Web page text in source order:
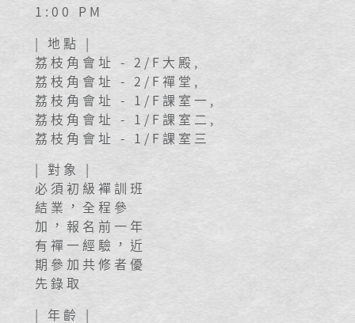
1:00 PM
| 地點 |
荔枝角會址 - 2/F大殿,
荔枝角會址 - 2/F禪堂,
荔枝角會址 - 1/F課室一,
荔枝角會址 - 1/F課室二,
荔枝角會址 - 1/F課室三
| 對象 |
必須初級襌訓班
結業，全程參
加，報名前一年
有禪一經驗，近
期參加共修者優
先錄取
| 年齡 |